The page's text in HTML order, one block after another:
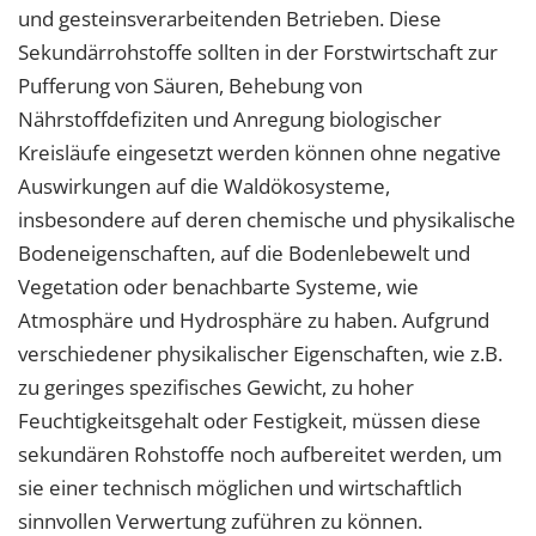
und gesteinsverarbeitenden Betrieben. Diese
Sekundärrohstoffe sollten in der Forstwirtschaft zur
Pufferung von Säuren, Behebung von
Nährstoffdefiziten und Anregung biologischer
Kreisläufe eingesetzt werden können ohne negative
Auswirkungen auf die Waldökosysteme,
insbesondere auf deren chemische und physikalische
Bodeneigenschaften, auf die Bodenlebewelt und
Vegetation oder benachbarte Systeme, wie
Atmosphäre und Hydrosphäre zu haben. Aufgrund
verschiedener physikalischer Eigenschaften, wie z.B.
zu geringes spezifisches Gewicht, zu hoher
Feuchtigkeitsgehalt oder Festigkeit, müssen diese
sekundären Rohstoffe noch aufbereitet werden, um
sie einer technisch möglichen und wirtschaftlich
sinnvollen Verwertung zuführen zu können.